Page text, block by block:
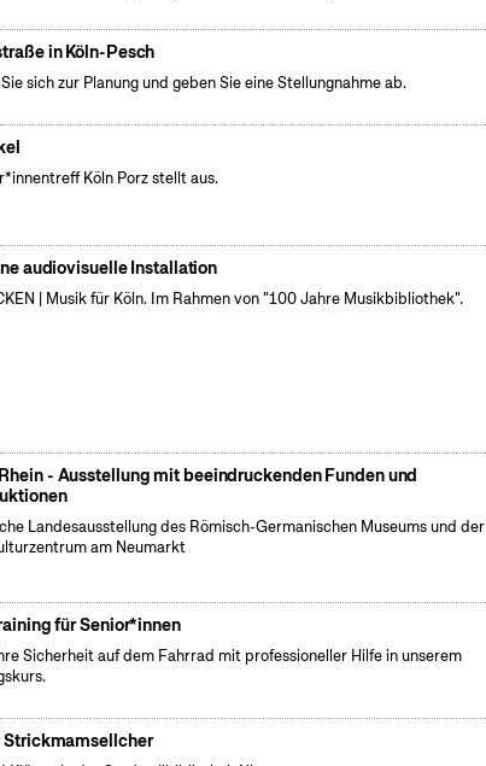
in Köln-Pesch
sich zur Planung und geben Sie eine Stellungnahme ab.
Köln Porz stellt aus.
audiovisuelle Installation
| Musik für Köln. Im Rahmen von "100 Jahre Musikbibliothek".
- Ausstellung mit beeindruckenden Funden und
Landesausstellung des Römisch-Germanischen Museums und der
am Neumarkt
für Senior*innen
Sicherheit auf dem Fahrrad mit professioneller Hilfe in unserem
Strickmamsellcher